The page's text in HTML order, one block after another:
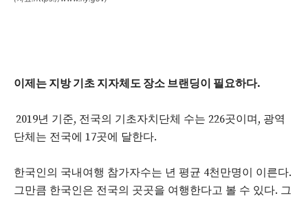
이제는 지방 기초 지자체도 장소 브랜딩이 필요하다.
2019년 기준, 전국의 기초자치단체 수는 226곳이며, 광역
단체는 전국에 17곳에 달한다.
한국인의 국내여행 참가자수는 년 평균 4천만명이 이른다.
그만큼 한국인은 전국의 곳곳을 여행한다고 볼 수 있다. 그